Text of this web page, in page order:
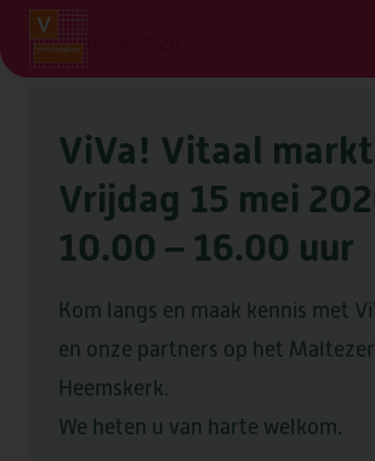
HOME
LEDENSERVICE
OVER
ONS AANBOD
AANVRAGEN
ZORG & ONDERSTEUNING
OVER
ZORG BIJ U THUIS
WOONZORGLOCATIES
OVER
OVER VIVA!
16-04-2026
ViVa! Vitaal markt
Vrijdag 15 mei
10.00 – 16.00 uur
Kom langs en maak kennis met
en onze partners op het
Heemskerk.
We heten u van harte welkom.